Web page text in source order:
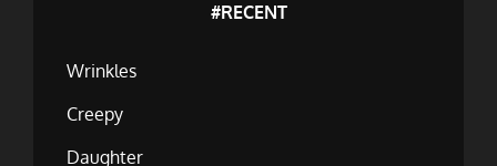
#RECENT
Wrinkles
Creepy
Daughter